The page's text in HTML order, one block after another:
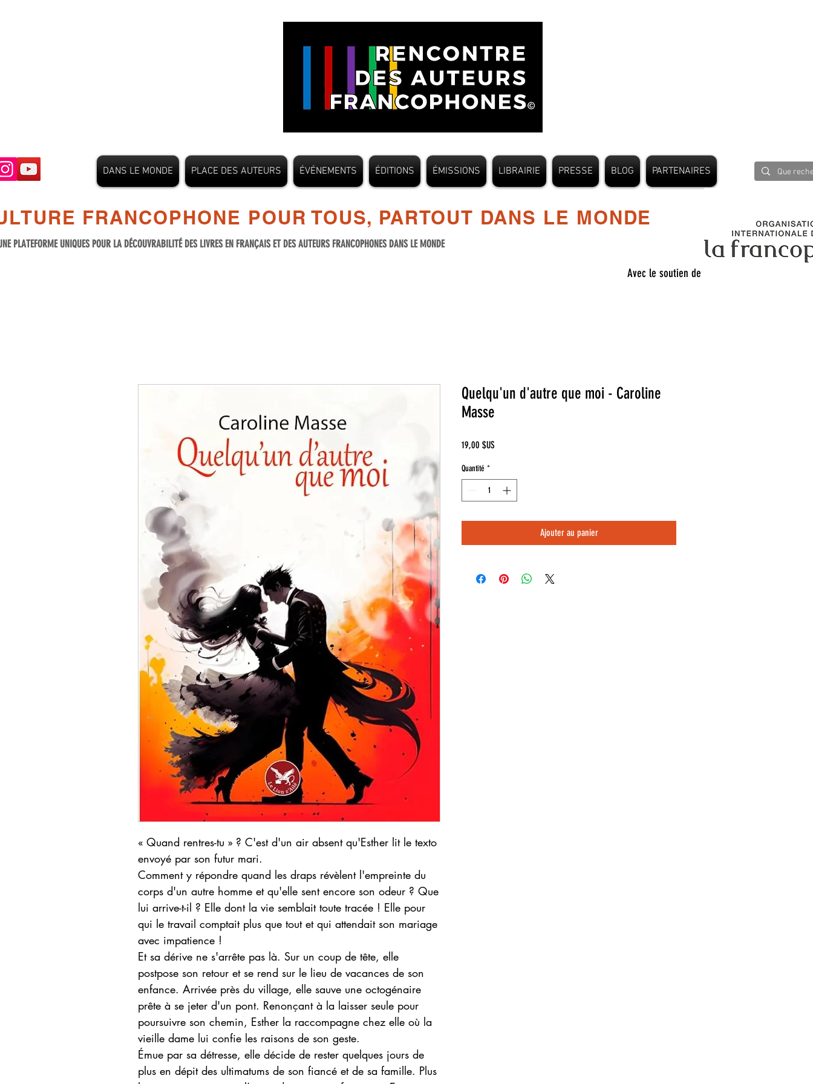
DANS LE MONDE PLACE DES AUTEURS ÉVÉNEMENTS ÉDITIONS ÉMISSIONS LIBRAIRIE PRESSE BLOG PARTENAIRES
FRANCOPHONE POUR TOUS, PARTOUT DANS LE MONDE
PLATEFORME UNIQUES POUR LA DÉCOUVRABILITÉ DES LIVRES EN FRANÇAIS ET DES AUTEURS FRANCOPHONES DANS LE MONDE
Avec le soutien de
« Quand rentres-tu » ? C'est d'un air absent qu'Esther lit le texto
envoyé par son futur mari.
Comment y répondre quand les draps révèlent l'empreinte du
corps d'un autre homme et qu'elle sent encore son odeur ? Que
lui arrive-t-il ? Elle dont la vie semblait toute tracée ! Elle pour
qui le travail comptait plus que tout et qui attendait son mariage
avec impatience !
Et sa dérive ne s'arrête pas là. Sur un coup de tête, elle
postpose son retour et se rend sur le lieu de vacances de son
enfance. Arrivée près du village, elle sauve une octogénaire
prête à se jeter d'un pont. Renonçant à la laisser seule pour
poursuivre son chemin, Esther la raccompagne chez elle où la
vieille dame lui confie les raisons de son geste.
Émue par sa détresse, elle décide de rester quelques jours de
plus en dépit des ultimatums de son fiancé et de sa famille. Plus
Quelqu'un d'autre que moi - Caroline
Masse
19,00 $US
Quantité *
Ajouter au panier